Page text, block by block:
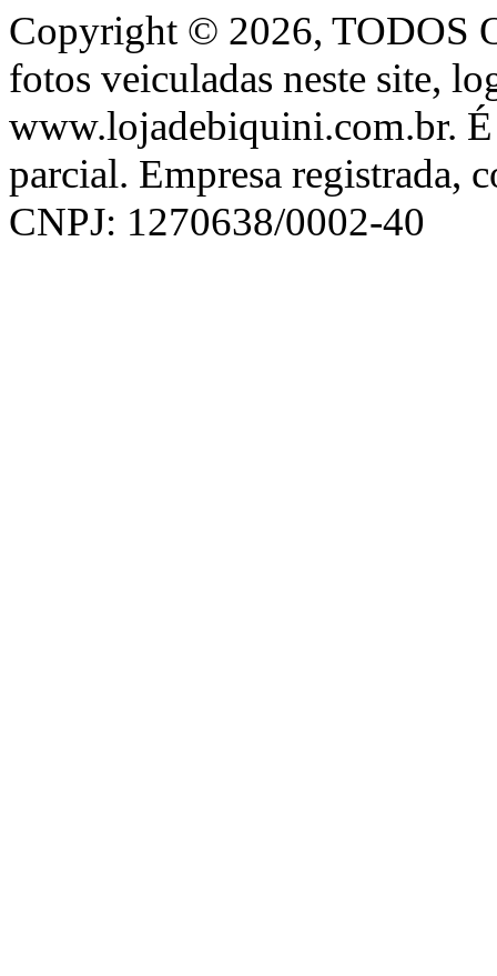
Copyright © 2026, TODOS
fotos veiculadas neste site,
www.lojadebiquini.com.br. É
parcial. Empresa registrada,
CNPJ: 1270638/0002-40